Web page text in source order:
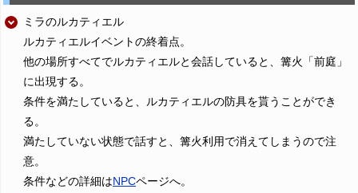
ミラのルカティエル
ルカティエルイベントの終着点。
他の場所すべてでルカティエルと会話していると、篝火「前庭」
に出現する。
条件を満たしていると、ルカティエルの防具を貰うことができ
る。
満たしていない状態で話すと、篝火利用で消えてしまうので注
意。
条件などの詳細はNPCページへ。